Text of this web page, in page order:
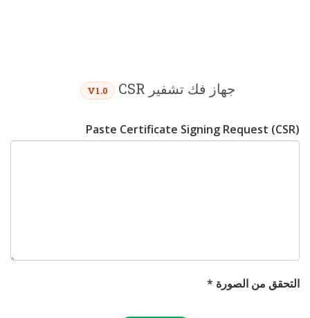
جهاز فك تشفير CSR V1.0
Paste Certificate Signing Request (CSR)
التحقق من الصورة *